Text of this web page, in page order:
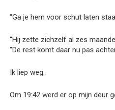
“Ga je hem voor schut laten
“Hij zette zichzelf al zes
“De rest komt daar nu pas
Ik liep weg.
Om 19:42 werd er op mijn deur